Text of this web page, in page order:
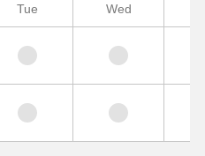
Tue
Wed